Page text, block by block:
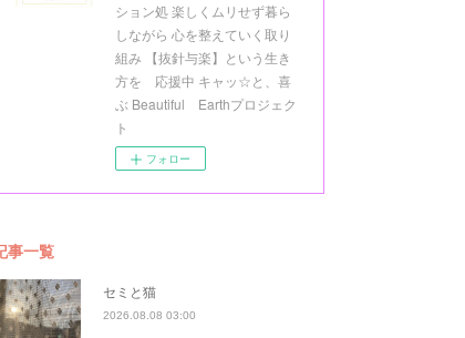
ション処 楽しくムリせず暮ら
しながら 心を整えていく取り
組み 【抜針与楽】という生き
方を 応援中 キャッ☆と、喜
ぶ Beautiful Earthプロジェク
ト
フォロー
事一覧
セミと猫
2026.08.08 03:00